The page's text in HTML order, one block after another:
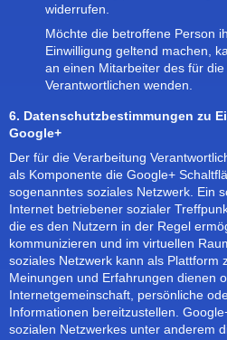
widerrufen.
Möchte die betroffene Person
Einwilligung geltend machen,
an einen Mitarbeiter des für die
Verantwortlichen wenden.
6. Datenschutzbestimmungen zu
Google+
Der für die Verarbeitung
als Komponente die Google+
sogenanntes soziales Netzwerk. Ein
Internet betriebener sozialer
die es den Nutzern in der Regel
kommunizieren und im virtuellen
soziales Netzwerk kann als Plattform
Meinungen und Erfahrungen dienen
Internetgemeinschaft, persönliche
Informationen bereitzustellen.
sozialen Netzwerkes unter anderem